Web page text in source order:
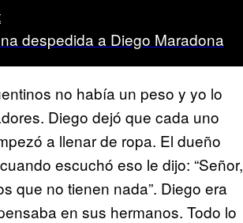
despedida a Diego Maradona
no había un peso y yo lo
Diego dejó que cada uno
a llenar de ropa. El dueño
escuchó eso le dijo: “Señor,
que no tienen nada”. Diego era
en sus hermanos. Todo lo